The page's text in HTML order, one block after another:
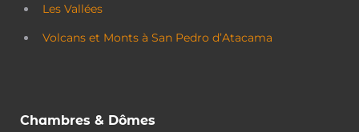
Les Vallées
Volcans et Monts à San Pedro d’Atacama
Chambres & Dômes